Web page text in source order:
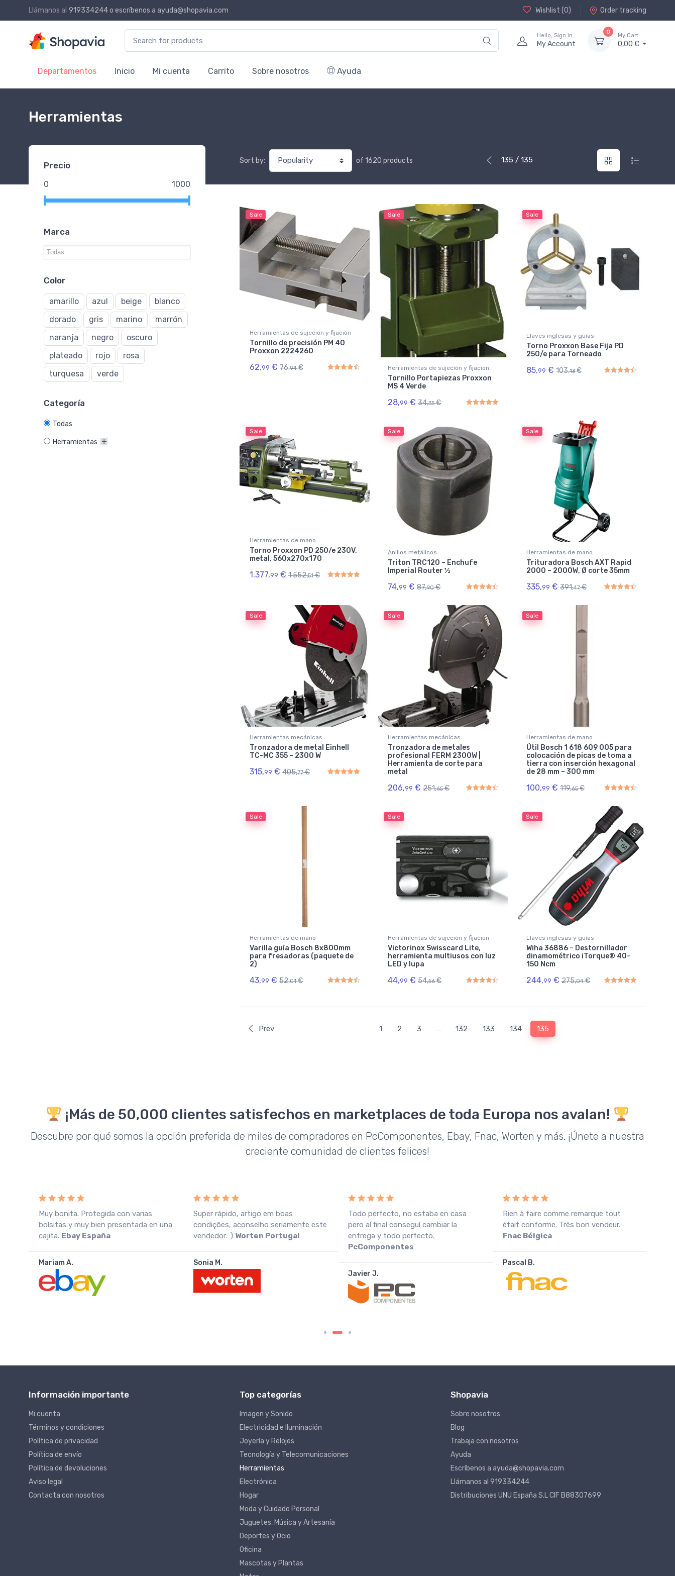
Llámanos al 919334244o escríbenos a ayuda@shopavia.com Wishlist (0) Order tracking
Hello, Sign in
My Account
0
My Cart
0,00 €
Departamentos Inicio Mi cuenta Carrito Sobre nosotros Ayuda
Herramientas
Sort by: of 1620 products 135 / 135
Sale
Herramientas de sujeción y fijación
Tornillo de precisión PM 40
Proxxon 2224260
62,99 € 76,94 €
Sale
Herramientas de sujeción y fijación
Tornillo Portapiezas Proxxon
MS 4 Verde
28,99 € 34,35 €
Sale
Llaves inglesas y guías
Torno Proxxon Base Fija PD
250/e para Torneado
85,99 € 103,13 €
Sale
Herramientas de mano
Torno Proxxon PD 250/e 230V,
metal, 560x270x170
1.377,99 € 1.552,51 €
Sale
Anillos metálicos
Triton TRC120 – Enchufe
Imperial Router ½
74,99 € 87,90 €
Sale
Herramientas de mano
Trituradora Bosch AXT Rapid
2000 – 2000W, Ø corte 35mm
335,99 € 391,47 €
Sale
Herramientas mecánicas
Tronzadora de metal Einhell
TC-MC 355 – 2300 W
315,99 € 405,77 €
Sale
Herramientas mecánicas
Tronzadora de metales
profesional FERM 2300W |
Herramienta de corte para
metal
206,99 € 251,65 €
Sale
Herramientas de mano
Útil Bosch 1 618 609 005 para
colocación de picas de toma a
tierra con inserción hexagonal
de 28 mm – 300 mm
100,99 € 119,65 €
Sale
Herramientas de mano
Varilla guía Bosch 8x800mm
para fresadoras (paquete de
2)
43,99 € 52,01 €
Sale
Herramientas de sujeción y fijación
Victorinox Swisscard Lite,
herramienta multiusos con luz
LED y lupa
44,99 € 54,56 €
Sale
Llaves inglesas y guías
Wiha 36886 – Destornillador
dinamométrico iTorque® 40-
150 Ncm
244,99 € 275,04 €
Prev 1 2 3 … 132 133 134 135
Precio
0 1000
Marca
Color
amarillo azul beige
blanco
dorado
gris marino
marrón
naranja
negro
oscuro
plateado
rojo
rosa
turquesa
verde
Categoría
Todas
Herramientas
¡Más de 50,000 clientes satisfechos en marketplaces de toda Europa nos avalan!
Descubre por qué somos la opción preferida de miles de compradores en PcComponentes, Ebay, Fnac, Worten y más. ¡Únete a nuestra
creciente comunidad de clientes felices!
Muy bonita. Protegida con varias
bolsitas y muy bien presentada en una
cajita. Ebay España
Mariam A.
Super rápido, artigo em boas
condições, aconselho seriamente este
vendedor. :) Worten Portugal
Sonia M.
Todo perfecto, no estaba en casa
pero al final conseguí cambiar la
entrega y todo perfecto.
PcComponentes
Javier J.
Rien à faire comme remarque tout
était conforme. Très bon vendeur.
Fnac Bélgica
Pascal B.
Información importante
Mi cuenta
Términos y condiciones
Política de privacidad
Política de envío
Política de devoluciones
Aviso legal
Contacta con nosotros
Top categorías
Imagen y Sonido
Electricidad e Iluminación
Joyería y Relojes
Tecnología y Telecomunicaciones
Herramientas
Electrónica
Hogar
Moda y Cuidado Personal
Juguetes, Música y Artesanía
Deportes y Ocio
Oficina
Mascotas y Plantas
Shopavia
Sobre nosotros
Blog
Trabaja con nosotros
Ayuda
Escríbenos a ayuda@shopavia.com
Llámanos al 919334244
Distribuciones UNU España S.L CIF B88307699